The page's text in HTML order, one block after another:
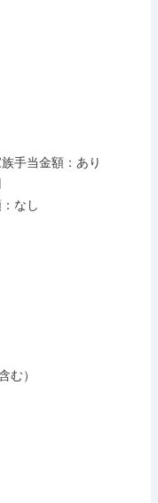
手当金額：あり
なし
む）